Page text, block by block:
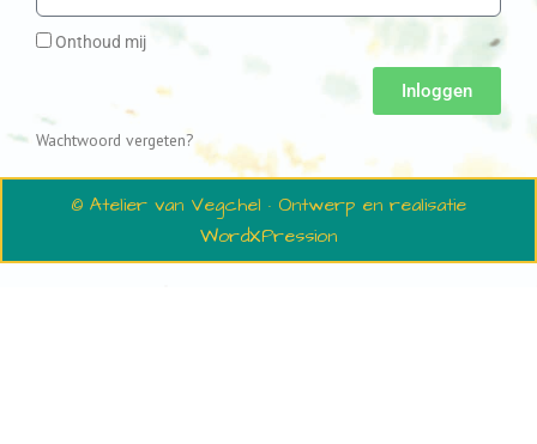
Onthoud mij
Inloggen
Wachtwoord vergeten?
© Atelier van Vegchel · Ontwerp en realisatie
WordXPression